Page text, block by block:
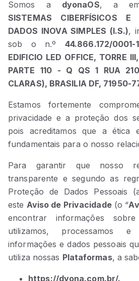
Somos a dyonaOS, a
SISTEMAS CIBERFÍSICOS E
DADOS INOVA SIMPLES (I.S.),
sob o n.º 44.866.172/0001-
EDIFICIO LED OFFICE, TORRE
PARTE 110 - Q QS 1 RUA
CLARAS), BRASILIA DF, 71950-
Estamos fortemente
privacidade e a proteção dos
pois acreditamos que a ética
fundamentais para o nosso
Para garantir que nosso
transparente e segundo as
Proteção de Dados Pessoais
este Aviso de Privacidade(o “
encontrar informações
utilizamos, processamos e
informações e dados pessoais
utiliza nossas Plataformas, a
https://dyona.com.br/.